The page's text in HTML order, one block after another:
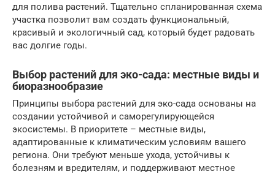
для полива растений. Тщательно спланированная схема
участка позволит вам создать функциональный,
красивый и экологичный сад, который будет радовать
вас долгие годы.
Выбор растений для эко-сада: местные виды и
биоразнообразие
Принципы выбора растений для эко-сада основаны на
создании устойчивой и саморегулирующейся
экосистемы. В приоритете – местные виды,
адаптированные к климатическим условиям вашего
региона. Они требуют меньше ухода, устойчивы к
болезням и вредителям, и поддерживают местное